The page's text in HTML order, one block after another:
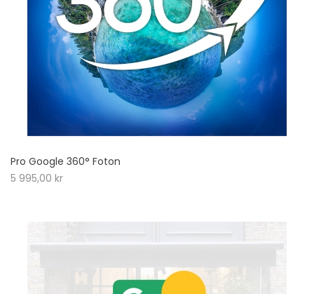
Pro Google 360° Foton
5 995,00 kr